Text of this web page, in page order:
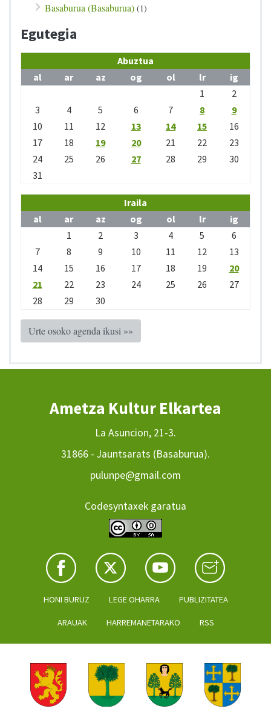
Basaburua (Basaburua) (1)
Egutegia
Abuztua
al
ar az og ol lr
ig
1
2
3
4 5 6 7 8
9
10
11 12 13 14 15
16
17
18 19 20 21 22
23
24
25 26 27 28 29
30
31
Iraila
al
ar az og ol lr
ig
1
2 3 4 5
6
7
8 9 10 11 12
13
14
15 16 17 18 19
20
21
22 23 24 25 26
27
28
29 30
Urte osoko agenda ikusi »»
Ametza Kultur Elkartea
La Asuncion, 21-3.
31866 - Jauntsarats (Basaburua).
pulunpe@gmail.com
Codesyntaxek garatua
HONI BURUZ LEGE OHARRA PUBLIZITATEA
ARAUAK HARREMANETARAKO RSS